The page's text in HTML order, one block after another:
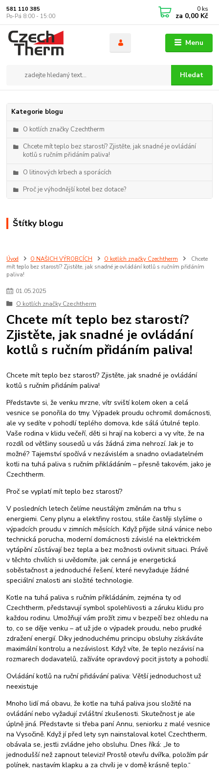
Menu
Hledat
581 110 385
Po-Pá 8:00 - 15:00
0 ks
za 0,00 Kč
Kategorie blogu
O kotlích značky Czechtherm
Chcete mít teplo bez starostí? Zjistěte, jak snadné je ovládání
kotlů s ručním přidáním paliva!
O litinových krbech a sporácích
Proč je výhodnější kotel bez dotace?
Štítky blogu
Úvod O NAŠICH VÝROBCÍCH O kotlích značky Czechtherm
Chcete
mít teplo bez starostí? Zjistěte, jak snadné je ovládání kotlů s ručním přidáním
paliva!
01.05.2025
O kotlích značky Czechtherm
Chcete mít teplo bez starostí?
Zjistěte, jak snadné je ovládání
kotlů s ručním přidáním paliva!
Chcete mít teplo bez starostí? Zjistěte, jak snadné je ovládání
kotlů s ručním přidáním paliva!
Představte si, že venku mrzne, vítr sviští kolem oken a celá
vesnice se ponořila do tmy. Výpadek proudu ochromil domácnosti,
ale vy sedíte v pohodlí teplého domova, kde sálá útulné teplo.
Vaše rodina v klidu večeří, děti si hrají na koberci a vy víte, že na
rozdíl od většiny sousedů u vás žádná zima nehrozí. Jak je to
možné? Tajemství spočívá v nezávislém a snadno ovladatelném
kotli na tuhá paliva s ručním přikládáním – přesně takovém, jako je
Czechtherm.
Proč se vyplatí mít teplo bez starostí?
V posledních letech čelíme neustálým změnám na trhu s
energiemi. Ceny plynu a elektřiny rostou, stále častěji slyšíme o
výpadcích proudu v zimních měsících. Když přijde silná vánice nebo
technická porucha, moderní domácnosti závislé na elektrickém
vytápění zůstávají bez tepla a bez možnosti ovlivnit situaci. Právě
v těchto chvílích si uvědomíte, jak cenná je energetická
soběstačnost a jednoduché řešení, které nevyžaduje žádné
speciální znalosti ani složité technologie.
Kotle na tuhá paliva s ručním přikládáním, zejména ty od
Czechtherm, představují symbol spolehlivosti a záruku klidu pro
každou rodinu. Umožňují vám prožít zimu v bezpečí bez ohledu na
to, co se děje venku – ať už jde o výpadek proudu, nebo prudké
zdražení energií. Díky jednoduchému principu obsluhy získáváte
maximální kontrolu a nezávislost. Když víte, že teplo nezávisí na
rozmarech dodavatelů, zažíváte opravdový pocit jistoty a pohodlí.
Ovládání kotlů na ruční přidávání paliva: Větší jednoduchost už
neexistuje
Mnoho lidí má obavu, že kotle na tuhá paliva jsou složité na
ovládání nebo vyžadují zvláštní zkušenosti. Skutečnost je ale
úplně jiná. Představte si třeba paní Annu, seniorku z malé vesnice
na Vysočině. Když jí před lety syn nainstaloval kotel Czechtherm,
obávala se, jestli zvládne jeho obsluhu. Dnes říká: „Je to
jednodušší než zapnout televizi! Prostě otevřu dvířka, položím pár
polínek, nastavím klapku a za chvíli je v domě krásně teplo.“